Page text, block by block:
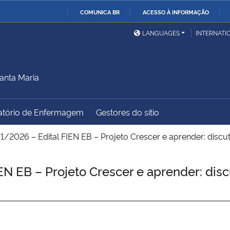
COMUNICA BR ACESSO À INFORMAÇÃO
Ministério da Defesa
Ministério das Relações
Exteriores
Ministério do
Desenvolvimento Regional
Controladoria-Geral da
União
Advocacia-Geral da União Banco Central do Brasil
LANGUAGES
Maria
de Enfermagem Gestores do sítio
2026 – Edital FIEN EB – Projeto Crescer e aprender:
EB – Projeto Crescer e aprender: